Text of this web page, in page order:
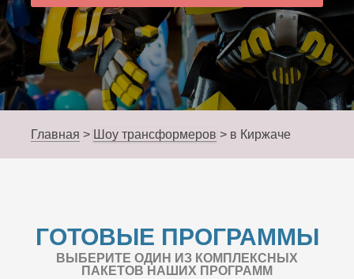
Главная > Шоу трансформеров > в Киржаче
ГОТОВЫЕ ПРОГРАММЫ
ВЫБЕРИТЕ ОДИН ИЗ КОМПЛЕКСНЫХ
ПАКЕТОВ НАШИХ ПРОГРАММ